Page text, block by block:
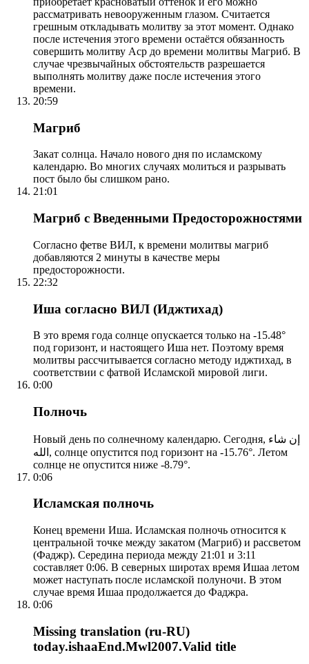
рассматривать невооруженным глазом. Считается
грешным откладывать молитву за этот момент. Однако
после истечения этого времени остаётся обязанность
совершить молитву Аср до времени молитвы Магриб. В
случае чрезвычайных обстоятельств разрешается
выполнять молитву даже после истечения этого
времени.
20:59
Магриб
Закат солнца. Начало нового дня по исламскому
календарю. Во многих случаях молиться и разрывать
пост было бы слишком рано.
21:01
Магриб с Введенными Предосторожностями
Согласно фетве ВИЛ, к времени молитвы магриб
добавляются 2 минуты в качестве меры
предосторожности.
22:32
Иша согласно ВИЛ (Иджтихад)
В это время года солнце опускается только на -15.48°
под горизонт, и настоящего Иша нет. Поэтому время
молитвы рассчитывается согласно методу иджтихад, в
соответствии с фатвой Исламской мировой лиги.
0:00
Полночь
Новый день по солнечному календарю. Сегодня, إن شاء
الله, солнце опустится под горизонт на -15.76°. Летом
солнце не опустится ниже -8.79°.
0:06
Исламская полночь
Конец времени Иша. Исламская полночь относится к
центральной точке между закатом (Магриб) и рассветом
(Фаджр). Середина периода между 21:01 и 3:11
составляет 0:06. В северных широтах время Ишаа летом
может наступать после исламской полуночи. В этом
случае время Ишаа продолжается до Фаджра.
0:06
Missing translation (ru-RU)
today.ishaaEnd.Mwl2007.Valid title